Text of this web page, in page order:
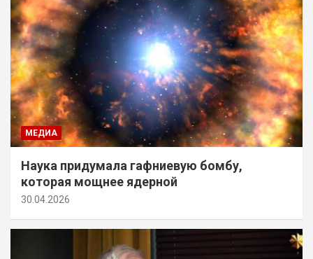
МЕДИА
Наука придумала гафниевую бомбу,
которая мощнее ядерной
30.04.2026